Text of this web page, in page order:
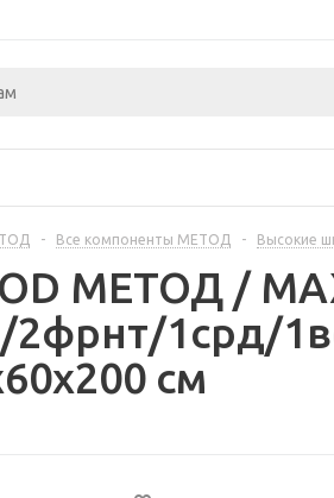
- Все компоненты МЕТОД - Высокие
МЕТОД /
1срд/
см